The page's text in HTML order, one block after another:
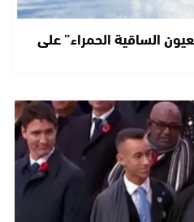
الساقية الحمراء” على